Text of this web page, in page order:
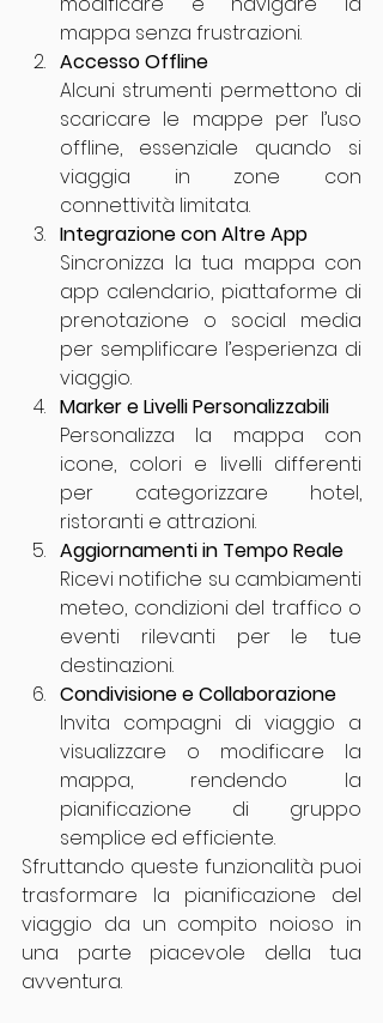
mappa senza frustrazioni.
Accesso Offline
Alcuni strumenti permettono di
scaricare le mappe per l’uso
offline, essenziale quando si
viaggia in zone con
connettività limitata.
Integrazione con Altre App
Sincronizza la tua mappa con
app calendario, piattaforme di
prenotazione o social media
per semplificare l’esperienza di
viaggio.
Marker e Livelli Personalizzabili
Personalizza la mappa con
icone, colori e livelli differenti
per categorizzare hotel,
ristoranti e attrazioni.
Aggiornamenti in Tempo Reale
Ricevi notifiche su cambiamenti
meteo, condizioni del traffico o
eventi rilevanti per le tue
destinazioni.
Condivisione e Collaborazione
Invita compagni di viaggio a
visualizzare o modificare la
mappa, rendendo la
pianificazione di gruppo
semplice ed efficiente.
Sfruttando queste funzionalità puoi
trasformare la pianificazione del
viaggio da un compito noioso in
una parte piacevole della tua
avventura.